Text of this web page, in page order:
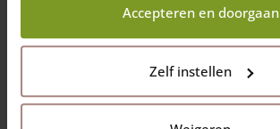
Accepteren en doorgaan
Zelf instellen